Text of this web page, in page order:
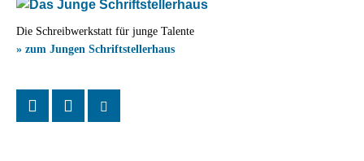
Die Schreibwerkstatt für junge Talente
» zum Jungen Schriftstellerhaus